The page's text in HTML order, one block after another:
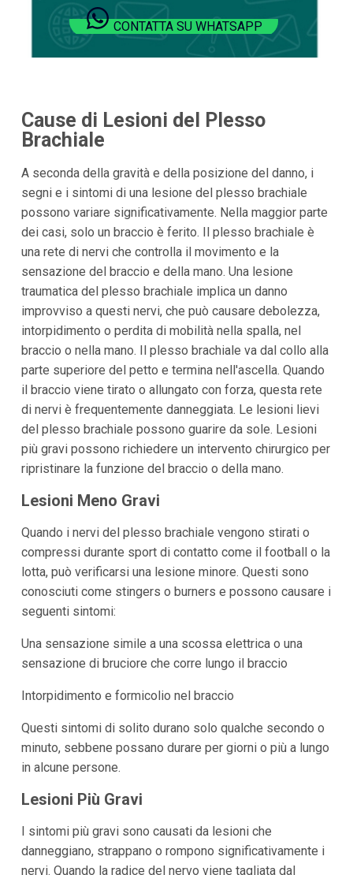
CONTATTA SU WHATSAPP
Cause di Lesioni del Plesso
Brachiale
A seconda della gravità e della posizione del danno, i
segni e i sintomi di una lesione del plesso brachiale
possono variare significativamente. Nella maggior parte
dei casi, solo un braccio è ferito. Il plesso brachiale è
una rete di nervi che controlla il movimento e la
sensazione del braccio e della mano. Una lesione
traumatica del plesso brachiale implica un danno
improvviso a questi nervi, che può causare debolezza,
intorpidimento o perdita di mobilità nella spalla, nel
braccio o nella mano. Il plesso brachiale va dal collo alla
parte superiore del petto e termina nell'ascella. Quando
il braccio viene tirato o allungato con forza, questa rete
di nervi è frequentemente danneggiata. Le lesioni lievi
del plesso brachiale possono guarire da sole. Lesioni
più gravi possono richiedere un intervento chirurgico per
ripristinare la funzione del braccio o della mano.
Lesioni Meno Gravi
Quando i nervi del plesso brachiale vengono stirati o
compressi durante sport di contatto come il football o la
lotta, può verificarsi una lesione minore. Questi sono
conosciuti come stingers o burners e possono causare i
seguenti sintomi:
Una sensazione simile a una scossa elettrica o una
sensazione di bruciore che corre lungo il braccio
Intorpidimento e formicolio nel braccio
Questi sintomi di solito durano solo qualche secondo o
minuto, sebbene possano durare per giorni o più a lungo
in alcune persone.
Lesioni Più Gravi
I sintomi più gravi sono causati da lesioni che
danneggiano, strappano o rompono significativamente i
nervi. Quando la radice del nervo viene tagliata dal